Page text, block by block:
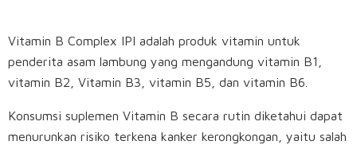
Vitamin B Complex IPI adalah produk vitamin untuk
penderita asam lambung yang mengandung vitamin B1,
vitamin B2, Vitamin B3, vitamin B5, dan vitamin B6.
Konsumsi suplemen Vitamin B secara rutin diketahui dapat
menurunkan risiko terkena kanker kerongkongan, yaitu salah